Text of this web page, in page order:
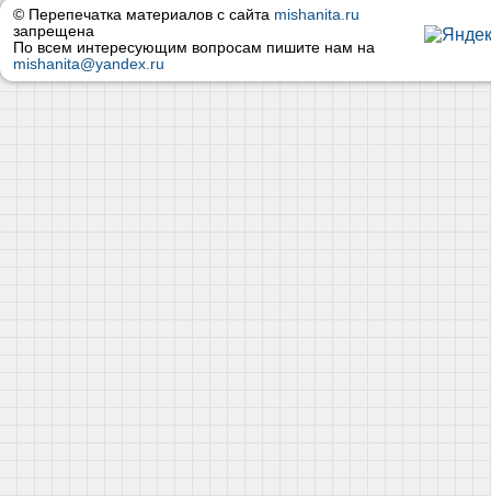
© Перепечатка материалов с сайта mishanita.ru
запрещена
По всем интересующим вопросам пишите нам на
mishanita@yandex.ru